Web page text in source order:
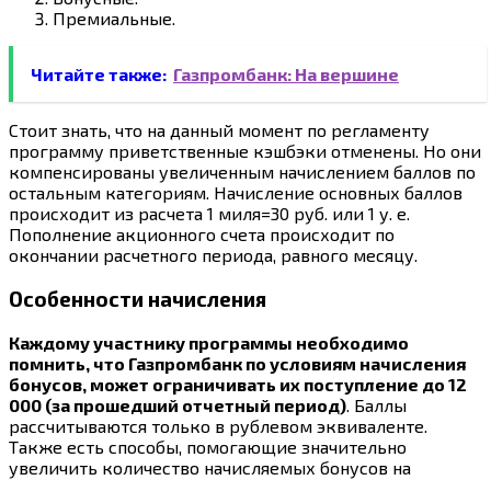
Премиальные.
Читайте также: Газпромбанк: На вершине
Стоит знать, что на данный момент по регламенту
программу приветственные кэшбэки отменены. Но они
компенсированы увеличенным начислением баллов по
остальным категориям. Начисление основных баллов
происходит из расчета 1 миля=30 руб. или 1 у. е.
Пополнение акционного счета происходит по
окончании расчетного периода, равного месяцу.
Особенности начисления
Каждому участнику программы необходимо
помнить, что Газпромбанк по условиям начисления
бонусов, может ограничивать их поступление до 12
000 (за прошедший отчетный период) . Баллы
рассчитываются только в рублевом эквиваленте.
Также есть способы, помогающие значительно
увеличить количество начисляемых бонусов на